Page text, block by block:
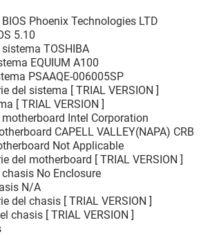
Phoenix Technologies LTD
5.10
TOSHIBA
EQUIUM A100
PSAAQE-006005SP
del sistema [ TRIAL VERSION ]
[ TRIAL VERSION ]
Intel Corporation
CAPELL VALLEY(NAPA) CRB
Not Applicable
del motherboard [ TRIAL VERSION ]
No Enclosure
N/A
del chasis [ TRIAL VERSION ]
chasis [ TRIAL VERSION ]